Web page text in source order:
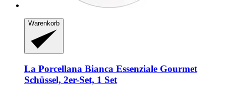
Warenkorb
La Porcellana Bianca Essenziale Gourmet
Schüssel, 2er-​Set, 1 Set